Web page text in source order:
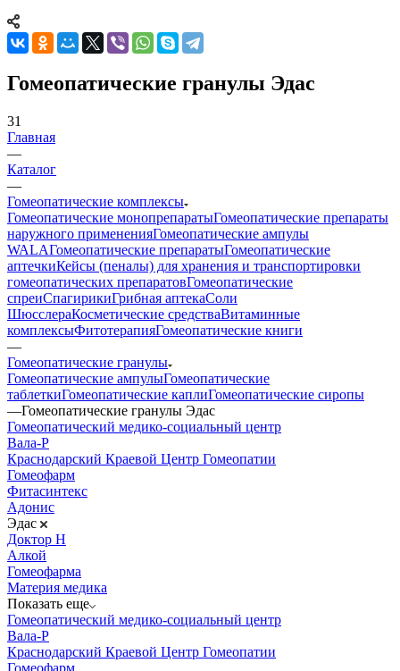
Гомеопатические гранулы Эдас
31
Главная
—
Каталог
—
Гомеопатические комплексы
Гомеопатические монопрепаратыГомеопатические препараты
наружного примененияГомеопатические ампулы
WALAГомеопатические препаратыГомеопатические
аптечкиКейсы (пеналы) для хранения и транспортировки
гомеопатических препаратовГомеопатические
спреиСпагирикиГрибная аптекаСоли
ШюсслераКосметические средстваВитаминные
комплексыФитотерапияГомеопатические книги
—
Гомеопатические гранулы
Гомеопатические ампулыГомеопатические
таблеткиГомеопатические каплиГомеопатические сиропы
—Гомеопатические гранулы Эдас
Гомеопатический медико-социальный центр
Вала-Р
Краснодарский Краевой Центр Гомеопатии
Гомеофарм
Фитасинтекс
Адонис
Эдас
Доктор Н
Алкой
Гомеофарма
Материя медика
Показать еще
Гомеопатический медико-социальный центр
Вала-Р
Краснодарский Краевой Центр Гомеопатии
Гомеофарм